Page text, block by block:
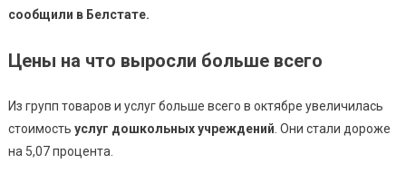
сообщили в Белстате.
Цены на что выросли больше всего
Из групп товаров и услуг больше всего в октябре увеличилась
стоимость услуг дошкольных учреждений . Они стали дороже
на 5,07 процента.